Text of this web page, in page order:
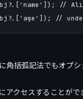
//
角括弧記法でもオプ
アクセスすることがで